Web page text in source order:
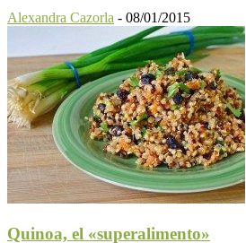
Alexandra Cazorla - 08/01/2015
Quinoa, el «superalimento»